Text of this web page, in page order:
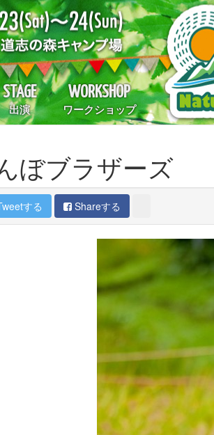
STAGE
出演
WORKSHOP
ワークショップ
ぼブラザーズ
する Shareする